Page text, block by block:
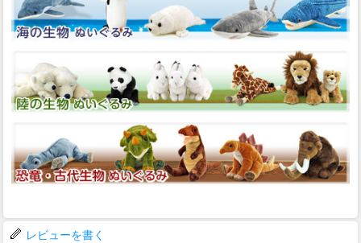
レビューを書く